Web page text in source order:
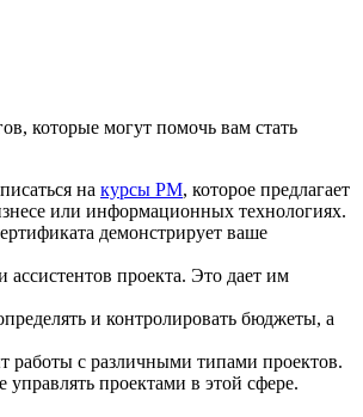
которые могут помочь вам стать
на курсы PM, которое предлагает
или информационных технологиях.
демонстрирует ваше
проекта. Это дает им
и контролировать бюджеты, а
работы с различными типами проектов.
проектами в этой сфере.